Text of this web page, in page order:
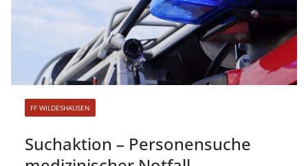
FF WILDESHAUSEN
Suchaktion – Personensuche